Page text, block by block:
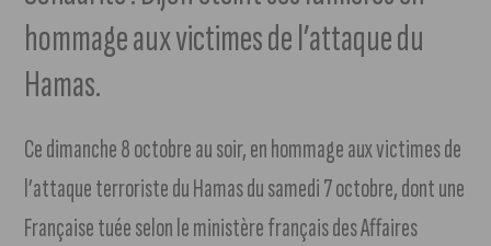
hommage aux victimes de l’attaque du
Hamas.
Ce dimanche 8 octobre au soir, en hommage aux victimes de
l’attaque terroriste du Hamas du samedi 7 octobre, dont une
Française tuée selon le ministère français des Affaires